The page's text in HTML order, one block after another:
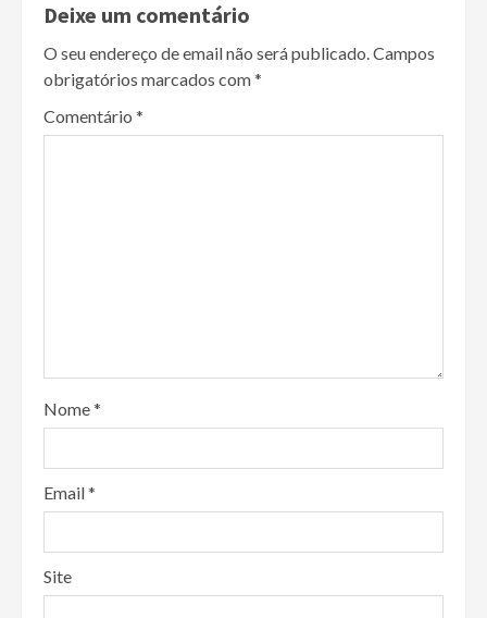
Deixe um comentário
O seu endereço de email não será publicado.Campos
obrigatórios marcados com*
Comentário *
Nome*
Email*
Site